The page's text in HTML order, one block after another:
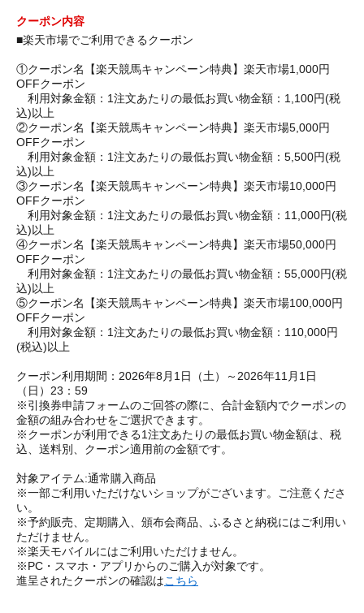
クーポン内容
■楽天市場でご利用できるクーポン
①クーポン名【楽天競馬キャンペーン特典】楽天市場1,000円
OFFクーポン
利用対象金額：1注文あたりの最低お買い物金額：1,100円(税
込)以上
②クーポン名【楽天競馬キャンペーン特典】楽天市場5,000円
OFFクーポン
利用対象金額：1注文あたりの最低お買い物金額：5,500円(税
込)以上
③クーポン名【楽天競馬キャンペーン特典】楽天市場10,000円
OFFクーポン
利用対象金額：1注文あたりの最低お買い物金額：11,000円(税
込)以上
④クーポン名【楽天競馬キャンペーン特典】楽天市場50,000円
OFFクーポン
利用対象金額：1注文あたりの最低お買い物金額：55,000円(税
込)以上
⑤クーポン名【楽天競馬キャンペーン特典】楽天市場100,000円
OFFクーポン
利用対象金額：1注文あたりの最低お買い物金額：110,000円
(税込)以上
クーポン利用期間：2026年8月1日（土）～2026年11月1日
（日）23：59
※引換券申請フォームのご回答の際に、合計金額内でクーポンの
金額の組み合わせをご選択できます。
※クーポンが利用できる1注文あたりの最低お買い物金額は、税
込、送料別、クーポン適用前の金額です。
対象アイテム:通常購入商品
※一部ご利用いただけないショップがございます。ご注意くださ
い。
※予約販売、定期購入、頒布会商品、ふるさと納税にはご利用い
ただけません。
※楽天モバイルにはご利用いただけません。
※PC・スマホ・アプリからのご購入が対象です。
進呈されたクーポンの確認はこちら